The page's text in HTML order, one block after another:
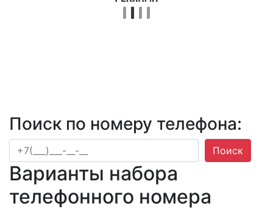
Поиск по номеру телефона:
Поиск
Варианты набора
телефонного номера